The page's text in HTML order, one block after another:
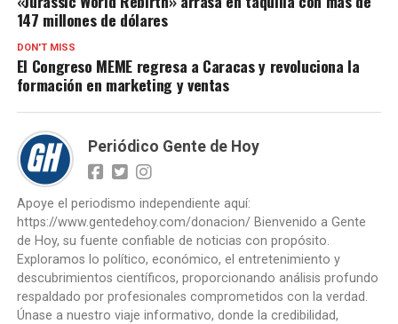
147 millones de dólares
DON'T MISS
El Congreso MEME regresa a Caracas y revoluciona la
formación en marketing y ventas
Periódico Gente de Hoy
Apoye el periodismo independiente aquí:
https://www.gentedehoy.com/donacion/ Bienvenido a Gente
de Hoy, su fuente confiable de noticias con propósito.
Exploramos lo político, económico, el entretenimiento y
descubrimientos científicos, proporcionando análisis profundo
respaldado por profesionales comprometidos con la verdad.
Únase a nuestro viaje informativo, donde la credibilidad,